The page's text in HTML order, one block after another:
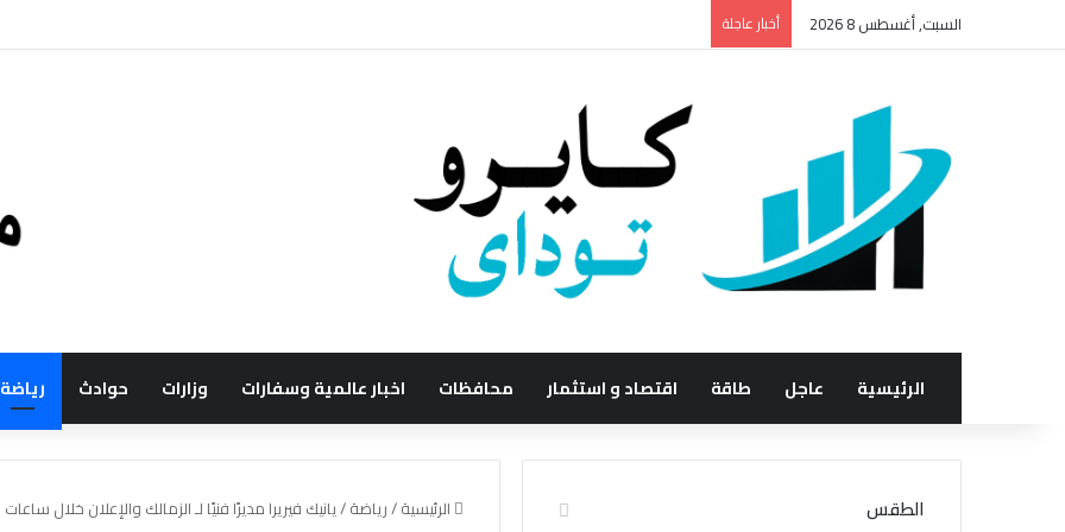
السبت, أغسطس 8 2026 أخبار عاجلة
الرئيسية عاجل طاقة اقتصاد و استثمار محافظات اخبار عالمية وسفارات وزارات حوادث رياضة
الرئيسية/رياضة/يانيك فيريرا مديرًا فنيًا لـ الزمالك والإعلان خلال ساعات
الطقس